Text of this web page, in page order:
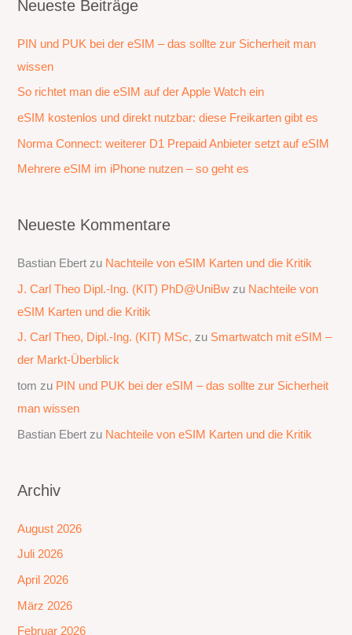
n
n
a
c
Neueste Beiträge
PIN und PUK bei der eSIM – das sollte zur Sicherheit man
wissen
So richtet man die eSIM auf der Apple Watch ein
eSIM kostenlos und direkt nutzbar: diese Freikarten gibt es
Norma Connect: weiterer D1 Prepaid Anbieter setzt auf eSIM
Mehrere eSIM im iPhone nutzen – so geht es
Neueste Kommentare
Bastian Ebert zu Nachteile von eSIM Karten und die Kritik
J. Carl Theo Dipl.-Ing. (KIT) PhD@UniBw zu Nachteile von
eSIM Karten und die Kritik
J. Carl Theo, Dipl.-Ing. (KIT) MSc, zu Smartwatch mit eSIM –
der Markt-Überblick
tom zu PIN und PUK bei der eSIM – das sollte zur Sicherheit
man wissen
Bastian Ebert zu Nachteile von eSIM Karten und die Kritik
Archiv
August 2026
Juli 2026
April 2026
März 2026
Februar 2026